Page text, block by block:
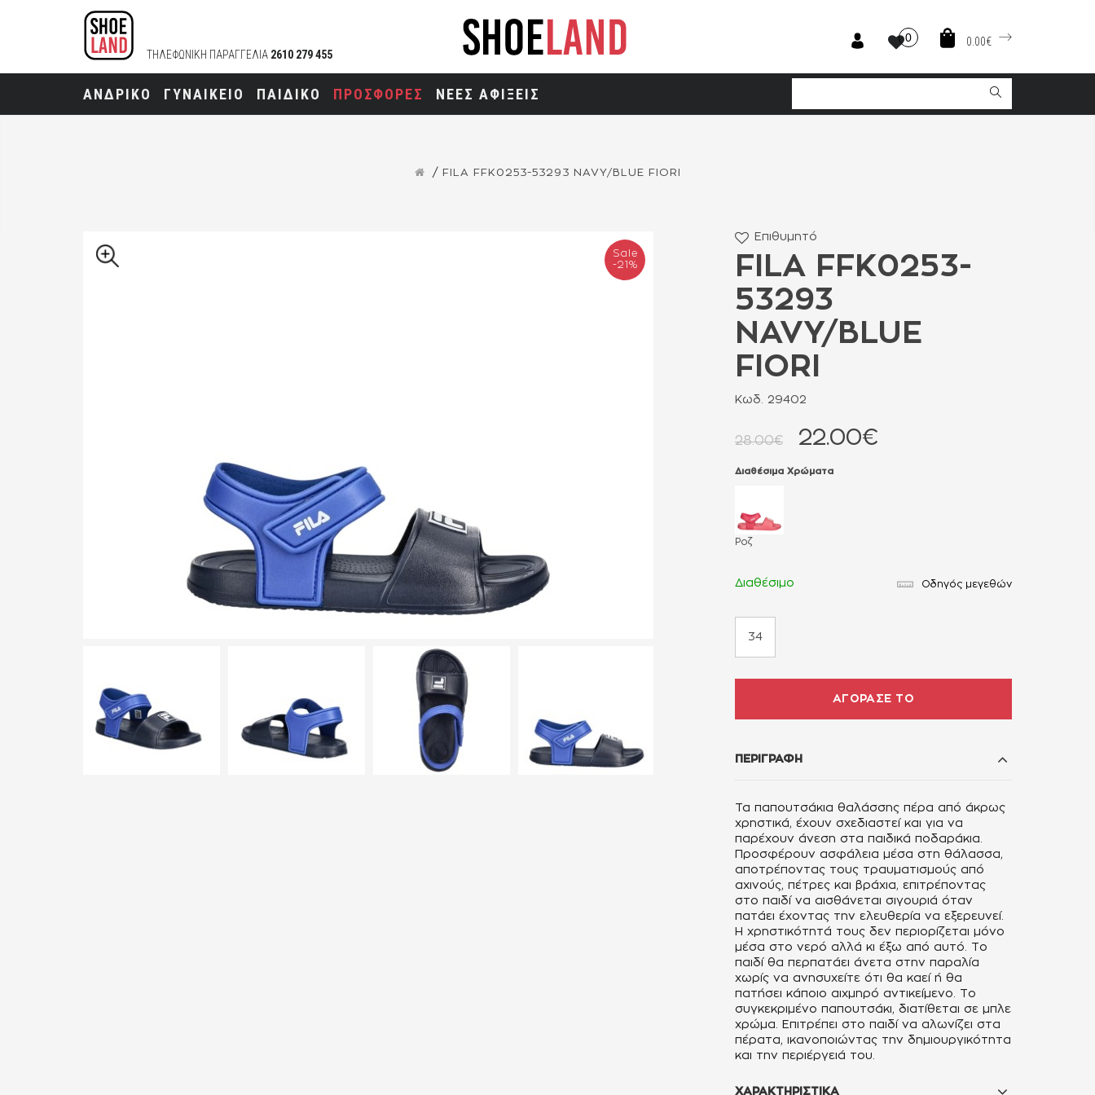
ΤΗΛΕΦΩΝΙΚΗ ΠΑΡΑΓΓΕΛΙΑ 2610 279 455
0 0.00€
ΑΝΔΡΙΚΟ ΓΥΝΑΙΚΕΙΟ ΠΑΙΔΙΚΟ ΠΡΟΣΦΟΡΕΣ ΝΕΕΣ ΑΦΙΞΕΙΣ
FILA FFK0253-53293 NAVY/BLUE FIORI
Sale
-21%
Επιθυμητό
FILA FFK0253-
53293
NAVY/BLUE
FIORI
Κωδ. 29402
28.00€ 22.00€
Διαθέσιμα Χρώματα
Ροζ
Διαθέσιμο Οδηγός μεγεθών
34
ΑΓΟΡΑΣΕ ΤΟ
ΠΕΡΙΓΡΑΦΗ
Τα παπουτσάκια θαλάσσης πέρα από άκρως
χρηστικά, έχουν σχεδιαστεί και για να
παρέχουν άνεση στα παιδικά ποδαράκια.
Προσφέρουν ασφάλεια μέσα στη θάλασσα,
αποτρέποντας τους τραυματισμούς από
αχινούς, πέτρες και βράχια, επιτρέποντας
στο παιδί να αισθάνεται σιγουριά όταν
πατάει έχοντας την ελευθερία να εξερευνεί.
Η χρηστικότητά τους δεν περιορίζεται μόνο
μέσα στο νερό αλλά κι έξω από αυτό. Το
παιδί θα περπατάει άνετα στην παραλία
χωρίς να ανησυχείτε ότι θα καεί ή θα
πατήσει κάποιο αιχμηρό αντικείμενο. Το
συγκεκριμένο παπουτσάκι, διατίθεται σε μπλε
χρώμα. Επιτρέπει στο παιδί να αλωνίζει στα
πέρατα, ικανοποιώντας την δημιουργικότητα
και την περιέργειά του.
ΧΑΡΑΚΤΗΡΙΣΤΙΚΑ